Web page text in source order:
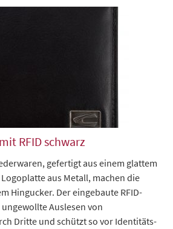
RFID schwarz
gefertigt aus einem glattem
aus Metall, machen die
Hingucker. Der eingebaute RFID-
Auslesen von
Dritte und schützt so vor Identitäts-